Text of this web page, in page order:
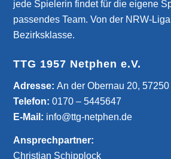
jede Spielerin findet für die eigene
passendes Team. Von der NRW-
Bezirksklasse.
TTG 1957 Netphen e.V.
­Adresse:An der Obernau 20,
Telefon:0170 – 5445647
E-Mail: info@ttg-netphen.de
Ansprechpartner:
Christian Schipplock